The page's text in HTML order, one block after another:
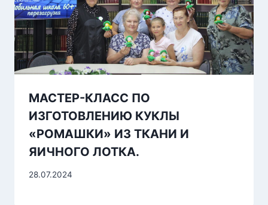
МАСТЕР-КЛАСС ПО
ИЗГОТОВЛЕНИЮ КУКЛЫ
«РОМАШКИ» ИЗ ТКАНИ И
ЯИЧНОГО ЛОТКА.
28.07.2024